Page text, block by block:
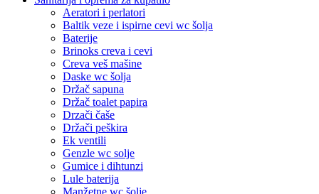
Aeratori i perlatori
Baltik veze i ispirne cevi wc šolja
Baterije
Brinoks creva i cevi
Creva veš mašine
Daske wc šolja
Držač sapuna
Držač toalet papira
Drzači čaše
Držači peškira
Ek ventili
Genzle wc solje
Gumice i dihtunzi
Lule baterija
Manžetne wc šolje